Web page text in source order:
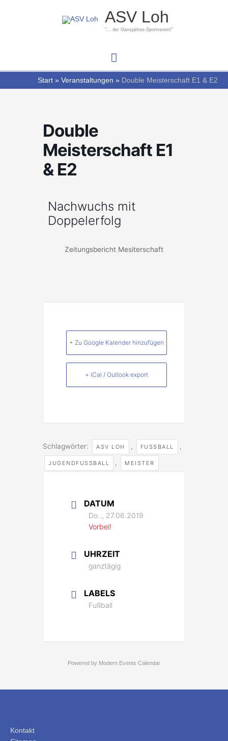
ASV Loh
"... der Ganzjahres-Sportverein!"
Hauptmenü
Start Veranstaltungen Double Meisterschaft E1 & E2
Double
Meisterschaft E1
& E2
Nachwuchs mit
Doppelerfolg
Zeitungsbericht Mesiterschaft
+ Zu Google Kalender hinzufügen
+ iCal / Outlook export
Schlagwörter: ASV LOH , FUSSBALL ,
JUGENDFUSSBALL , MEISTER
DATUM
Do.., 27.06.2019
Vorbei!
UHRZEIT
ganztägig
LABELS
Fußball
Powered by Modern Events Calendar
Kontakt